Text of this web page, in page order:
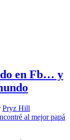
en Fb… y
Pryz Hill